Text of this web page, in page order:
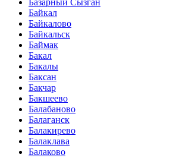
Базарный Сызган
Байкал
Байкалово
Байкальск
Баймак
Бакал
Бакалы
Баксан
Бакчар
Бакшеево
Балабаново
Балаганск
Балакирево
Балаклава
Балаково